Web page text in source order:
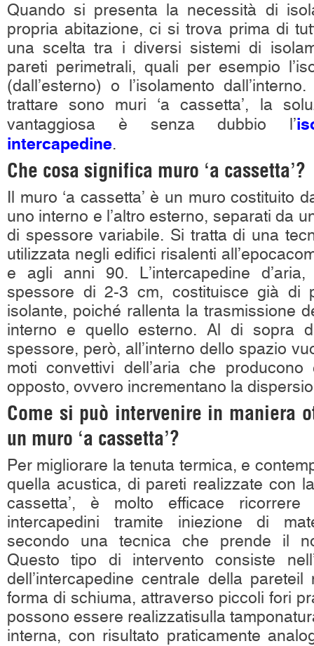
Quando si presenta la necessità di
propria abitazione, ci si trova prima di
una scelta tra i diversi sistemi di
pareti perimetrali, quali per esempio
(dall’esterno) o l’isolamento
trattare sono muri ‘a cassetta’, la
vantaggiosa è senza dubbio l’
intercapedine.
Che cosa significa muro ‘a cassetta’?
Il muro ‘a cassetta’ è un muro costituito
uno interno e l’altro esterno, separati da
di spessore variabile. Si tratta di una
utilizzata negli edifici risalenti
e agli anni 90. L’intercapedine
spessore di 2-3 cm, costituisce già di
isolante, poiché rallenta la trasmissione
interno e quello esterno. Al di sopra
spessore, però, all’interno dello spazio
moti convettivi dell’aria che producono
opposto, ovvero incrementano la
Come si può intervenire in maniera
un muro ‘a cassetta’?
Per migliorare la tenuta termica, e
quella acustica, di pareti realizzate con
cassetta’, è molto efficace ricorrere
intercapedini tramite iniezione di
secondo una tecnica che prende il
Questo tipo di intervento consiste
dell’intercapedine centrale della
forma di schiuma, attraverso piccoli fori
possono essere realizzatisulla
interna, con risultato praticamente